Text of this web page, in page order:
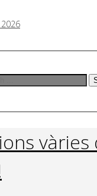
2026
vàries